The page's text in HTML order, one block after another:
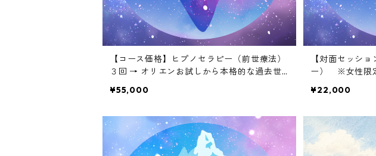
【コース価格】ヒプノセラピー（前世療法）
３回 → オリエンお試しから本格的な過去世
¥55,000
【対面セッシ
ー） ※女性限
¥22,000